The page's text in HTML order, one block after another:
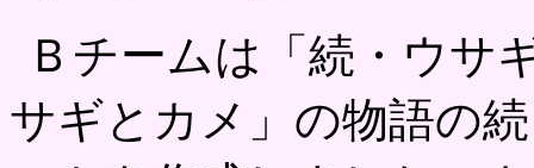
Ｂチームは「続・ウサ
サギとカメ」の物語の